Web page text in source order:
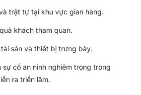
trật tự tại khu vực gian hàng.
khách tham quan.
sản và thiết bị trưng bày.
sự cố an ninh nghiêm trọng trong
ra triển lãm.